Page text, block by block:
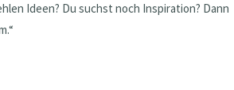
Ideen? Du suchst noch Inspiration? Dann